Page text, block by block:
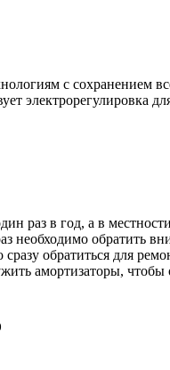
с
раз в год, а в
обратить
обратиться для
амортизаторы,